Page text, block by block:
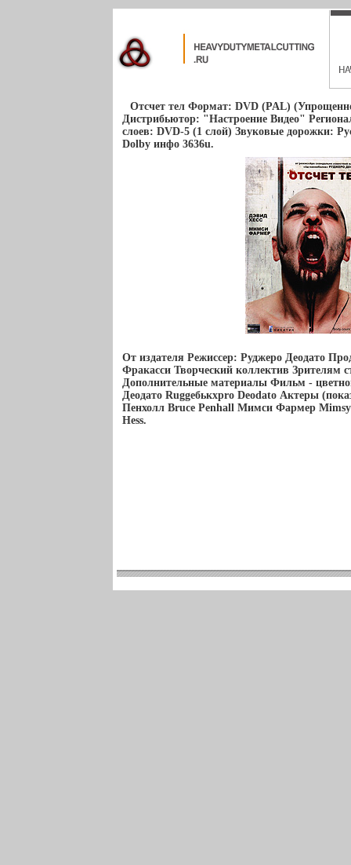
Отсчет тел Формат: DVD (PAL)
Дистрибьютор: "Настроение Видео"
слоев: DVD-5 (1 слой) Звуковые дорожки:
Dolby инфо 3636u.
От издателя Режиссер: Руджеро Деодато
Фракасси Творческий коллектив Зрителям
Дополнительные материалы Фильм -
Деодато Ruggeбькхрro Deodato Актеры
Пенхолл Bruce Penhall Мимси Фармер
Hess.